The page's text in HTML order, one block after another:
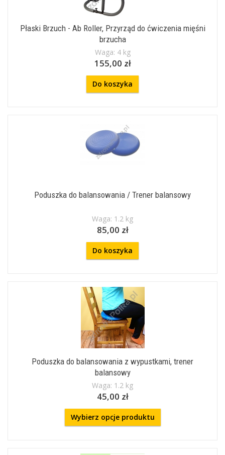
Płaski Brzuch - Ab Roller, Przyrząd do ćwiczenia mięśni
brzucha
Waga: 4 kg
155,00 zł
Do koszyka
Poduszka do balansowania / Trener balansowy
Waga: 1.2 kg
85,00 zł
Do koszyka
Poduszka do balansowania z wypustkami, trener
balansowy
Waga: 1.2 kg
45,00 zł
Wybierz opcje produktu